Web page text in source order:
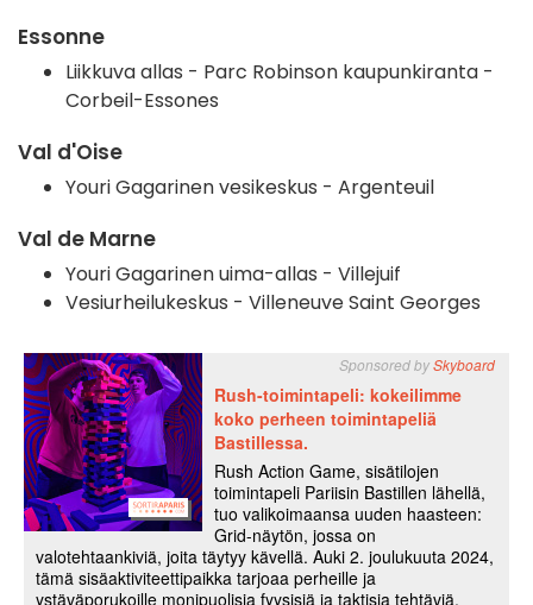
Essonne
Liikkuva allas - Parc Robinson kaupunkiranta -
Corbeil-Essones
Val d'Oise
Youri Gagarinen vesikeskus - Argenteuil
Val de Marne
Youri Gagarinen uima-allas - Villejuif
Vesiurheilukeskus - Villeneuve Saint Georges